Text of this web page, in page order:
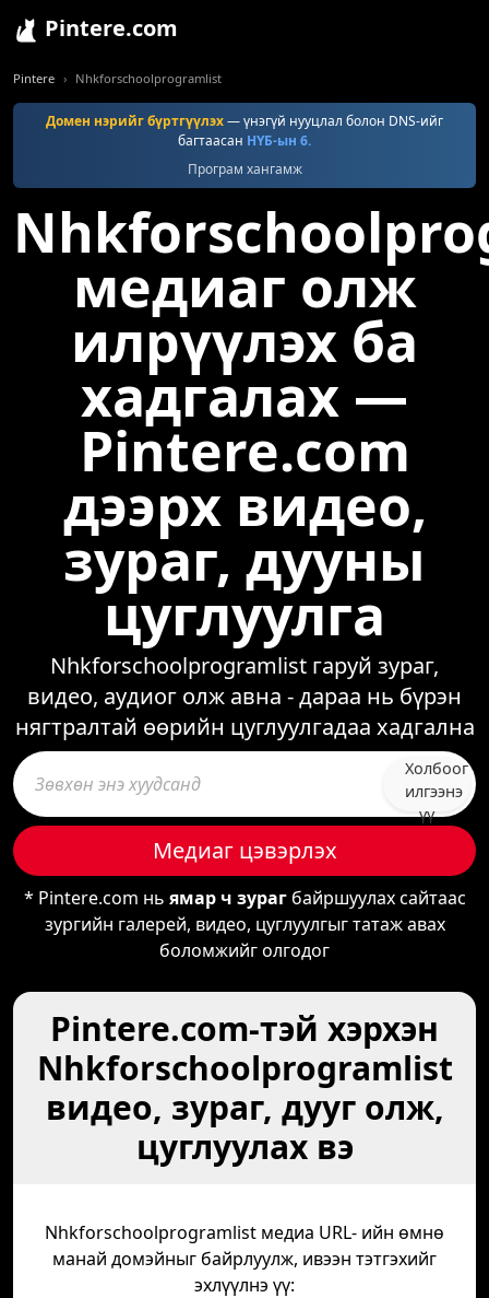
Pintere.com
Pintere Nhkforschoolprogramlist
Домен нэрийг бүртгүүлэх— үнэгүй нууцлал болон DNS-ийг
багтаасан НҮБ-ын 6.
Програм хангамж
медиаг олж
илрүүлэх ба
хадгалах —
Pintere.com
дээрх видео,
зураг, дууны
цуглуулга
Nhkforschoolprogramlist гаруй зураг,
видео, аудиог олж авна - дараа нь бүрэн
нягтралтай өөрийн цуглуулгадаа хадгална
Холбоог
илгээнэ
үү
Медиаг цэвэрлэх
* Pintere.com нь ямар ч зурагбайршуулах сайтаас
зургийн галерей, видео, цуглуулгыг татаж авах
боломжийг олгодог
Pintere.com-тэй хэрхэн
Nhkforschoolprogramlist
видео, зураг, дууг олж,
цуглуулах вэ
Nhkforschoolprogramlist медиа URL- ийн өмнө
манай домэйныг байрлуулж, ивээн тэтгэхийг
эхлүүлнэ үү: